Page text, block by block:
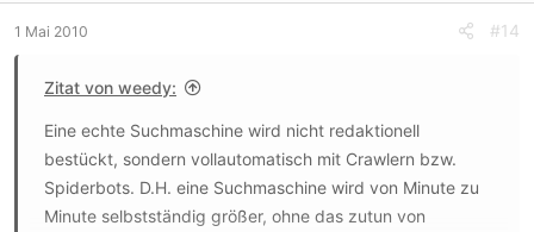
1 Mai 2010 #14
Zitat von weedy:
Eine echte Suchmaschine wird nicht redaktionell
bestückt, sondern vollautomatisch mit Crawlern bzw.
Spiderbots. D.H. eine Suchmaschine wird von Minute zu
Minute selbstständig größer, ohne das zutun von